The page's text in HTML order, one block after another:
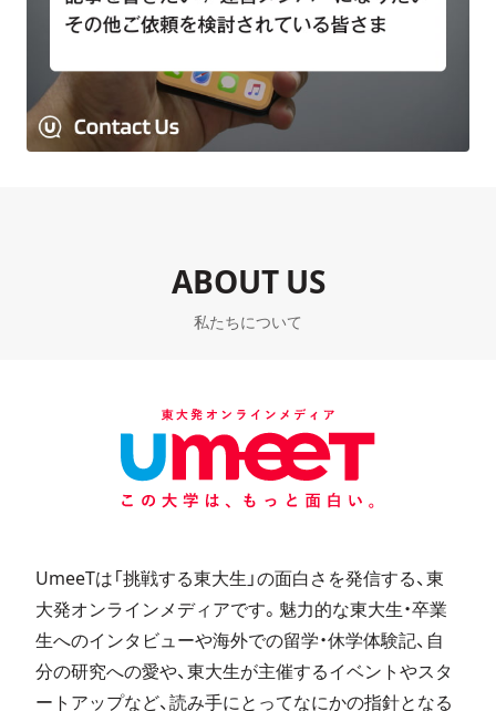
ABOUT US
私たちについて
UmeeTは「挑戦する東大生」の面白さを発信する、東
大発オンラインメディアです。魅力的な東大生・卒業
生へのインタビューや海外での留学・休学体験記、自
分の研究への愛や、東大生が主催するイベントやスタ
ートアップなど、読み手にとってなにかの指針となる